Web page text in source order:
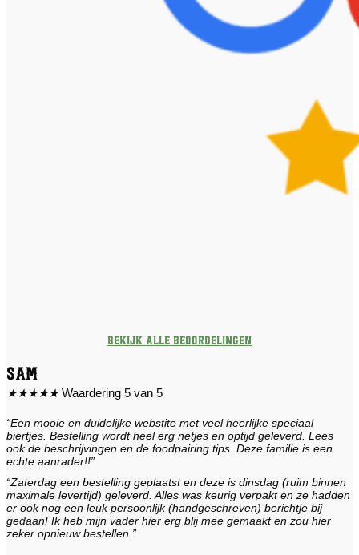
Bekijk alle beoordelingen
Sam
★★★★★ Waardering 5 van 5
“Een mooie en duidelijke webstite met veel heerlijke speciaal
biertjes. Bestelling wordt heel erg netjes en optijd geleverd. Lees
ook de beschrijvingen en de foodpairing tips. Deze familie is een
echte aanrader!!”
“Zaterdag een bestelling geplaatst en deze is dinsdag (ruim binnen
maximale levertijd) geleverd. Alles was keurig verpakt en ze hadden
er ook nog een leuk persoonlijk (handgeschreven) berichtje bij
gedaan! Ik heb mijn vader hier erg blij mee gemaakt en zou hier
zeker opnieuw bestellen.”